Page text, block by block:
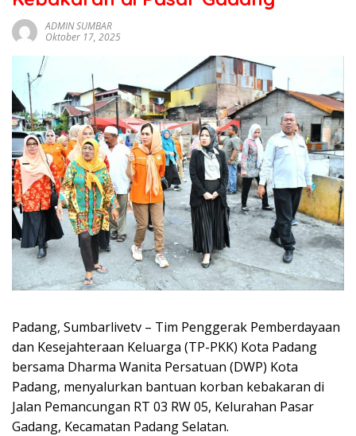
sumbar
tv
live
ADMIN SUMBAR
Oktober 17, 2025
Padang, Sumbarlivetv – Tim Penggerak Pemberdayaan
dan Kesejahteraan Keluarga (TP-PKK) Kota Padang
bersama Dharma Wanita Persatuan (DWP) Kota
Padang, menyalurkan bantuan korban kebakaran di
Jalan Pemancungan RT 03 RW 05, Kelurahan Pasar
Gadang, Kecamatan Padang Selatan.